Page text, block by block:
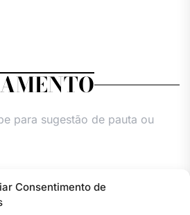
Consentimento de
para sugestão de pauta ou